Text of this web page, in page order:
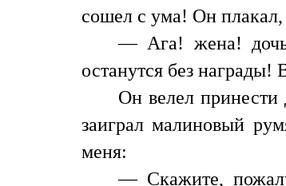
сошел с ума! Он плакал,
— Ага! жена! дочь!
останутся без
Он велел принести
заиграл малиновый
меня:
— Скажите,